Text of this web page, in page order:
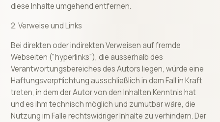
diese Inhalte umgehend entfernen.
2. Verweise und Links
Bei direkten oder indirekten Verweisen auf fremde
Webseiten ("hyperlinks"), die ausserhalb des
Verantwortungsbereiches des Autors liegen, würde eine
Haftungsverpflichtung ausschließlich in dem Fall in Kraft
treten, in dem der Autor von den Inhalten Kenntnis hat
und es ihm technisch möglich und zumutbar wäre, die
Nutzung im Falle rechtswidriger Inhalte zu verhindern. Der